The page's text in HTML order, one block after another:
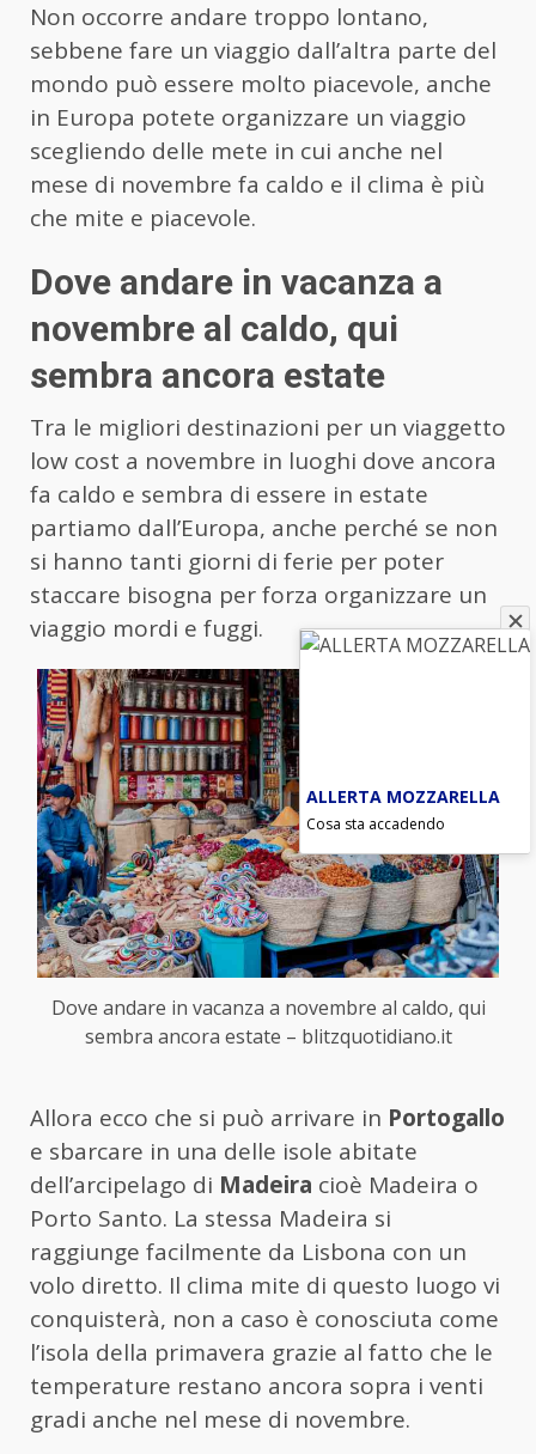
Non occorre andare troppo lontano,
sebbene fare un viaggio dall’altra parte del
mondo può essere molto piacevole, anche
in Europa potete organizzare un viaggio
scegliendo delle mete in cui anche nel
mese di novembre fa caldo e il clima è più
che mite e piacevole.
Dove andare in vacanza a
novembre al caldo, qui
sembra ancora estate
Tra le migliori destinazioni per un viaggetto
low cost a novembre in luoghi dove ancora
fa caldo e sembra di essere in estate
partiamo dall’Europa, anche perché se non
si hanno tanti giorni di ferie per poter
staccare bisogna per forza organizzare un
viaggio mordi e fuggi.
Dove andare in vacanza a novembre al caldo, qui
sembra ancora estate – blitzquotidiano.it
Allora ecco che si può arrivare in Portogallo
e sbarcare in una delle isole abitate
dell’arcipelago di Madeira cioè Madeira o
Porto Santo. La stessa Madeira si
raggiunge facilmente da Lisbona con un
volo diretto. Il clima mite di questo luogo vi
conquisterà, non a caso è conosciuta come
l’isola della primavera grazie al fatto che le
temperature restano ancora sopra i venti
gradi anche nel mese di novembre.
ALLERTA MOZZARELLA
Cosa sta accadendo